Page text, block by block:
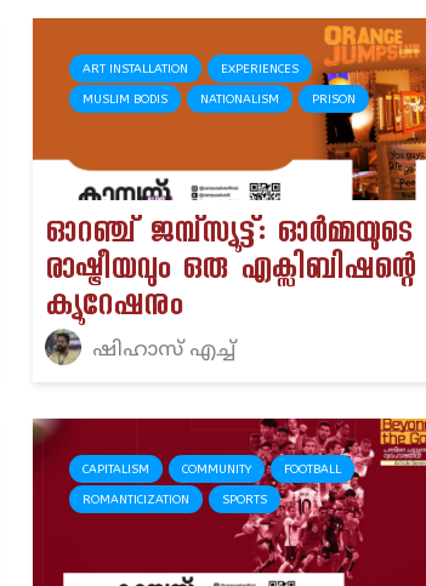
ART INSTALLATION EXPERIENCES
MUSLIM BODIS NATIONALISM PRISON
ഓറഞ്ച് ജമ്പ്സ്യൂട്ട്: ഓർമ്മയുടെ
രാഷ്ട്രീയവും ഒരു എക്സിബിഷന്റെ
ക്യൂറേഷനും
ഷിഹാസ് എച്ച്
CAPITALISM COMMUNITY FOOTBALL
ROMANTICIZATION SPORTS